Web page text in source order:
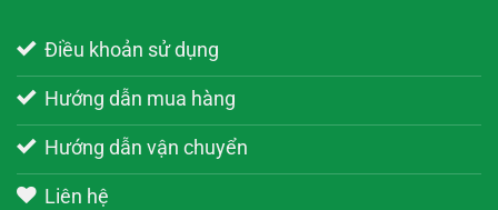
Điều khoản sử dụng
Hướng dẫn mua hàng
Hướng dẫn vận chuyển
Liên hệ